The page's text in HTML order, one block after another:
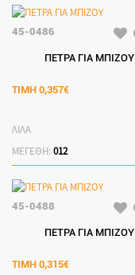
45-0486
ΠΕΤΡΑ ΓΙΑ ΜΠΙΖΟΥ
ΤΙΜΗ 0,357€
ΛΙΛΑ
ΜΕΓΕΘΗ: 012
45-0488
ΠΕΤΡΑ ΓΙΑ ΜΠΙΖΟΥ
ΤΙΜΗ 0,315€